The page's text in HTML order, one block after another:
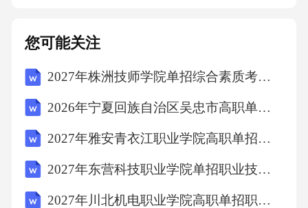
B.评价应定期进行
C.评价应注重实际效果
10.下列关于企业内部控制制度的监督，不正确
您可能关注
2027年株洲技师学院单招综合素质考试模拟试卷（预热题）附答案详解
2026年宁夏回族自治区吴忠市高职单招职业适应性测试考试题库附答案详解AB卷
2027年雅安青衣江职业学院高职单招职业适应性测试考试题库及答案详解（夺冠）
2027年东营科技职业学院单招职业技能考试题库附参考答案详解（完整版）
2027年川北机电职业学院高职单招职业技能考试模拟试卷含答案详解【巩固】